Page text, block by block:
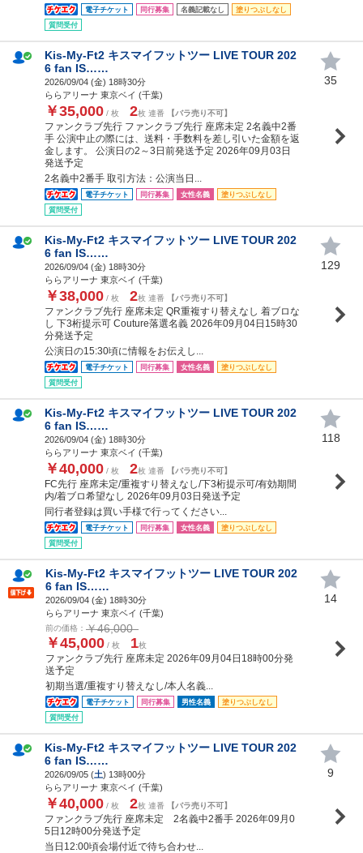
電子チケット 同行募集 名義記載なし
塗りつぶしなし
質問受付
Kis-My-Ft2 キスマイフットツー LIVE TOUR 202
6 fan IS……
2026/09/04 (金) 18時30分
ららアリーナ 東京ベイ (千葉)
￥35,000 / 枚 2枚 連番 【バラ売り不可】
ファンクラブ先行 ファンクラブ先行 座席未定 2名義中2番
手 公演中止の際には、送料・手数料を差し引いた金額を返
金します。 公演日の2～3日前発送予定 2026年09月03日
発送予定
2名義中2番手 取引方法：公演当日...
電子チケット 同行募集 女性名義
塗りつぶしなし
質問受付
35
Kis-My-Ft2 キスマイフットツー LIVE TOUR 202
6 fan IS……
2026/09/04 (金) 18時30分
ららアリーナ 東京ベイ (千葉)
￥38,000 / 枚 2枚 連番 【バラ売り不可】
ファンクラブ先行 座席未定 QR重複すり替えなし 着ブロな
し 下3桁提示可 Couture落選名義 2026年09月04日15時30
分発送予定
公演日の15:30頃に情報をお伝えし...
電子チケット 同行募集 女性名義
塗りつぶしなし
質問受付
129
Kis-My-Ft2 キスマイフットツー LIVE TOUR 202
6 fan IS……
2026/09/04 (金) 18時30分
ららアリーナ 東京ベイ (千葉)
￥40,000 / 枚 2枚 連番 【バラ売り不可】
FC先行 座席未定/重複すり替えなし/下3桁提示可/有効期間
内/着ブロ希望なし 2026年09月03日発送予定
同行者登録は買い手様で行ってください...
電子チケット 同行募集 女性名義
塗りつぶしなし
質問受付
118
Kis-My-Ft2 キスマイフットツー LIVE TOUR 202
6 fan IS……
2026/09/04 (金) 18時30分
ららアリーナ 東京ベイ (千葉)
前の価格： ￥46,000
￥45,000 / 枚 1枚
ファンクラブ先行 座席未定 2026年09月04日18時00分発
送予定
初期当選/重複すり替えなし/本人名義...
電子チケット 同行募集 男性名義
塗りつぶしなし
質問受付
14
Kis-My-Ft2 キスマイフットツー LIVE TOUR 202
6 fan IS……
2026/09/05 (土) 13時00分
ららアリーナ 東京ベイ (千葉)
￥40,000 / 枚 2枚 連番 【バラ売り不可】
ファンクラブ先行 座席未定 2名義中2番手 2026年09月0
5日12時00分発送予定
当日12:00頃会場付近で待ち合わせ...
9